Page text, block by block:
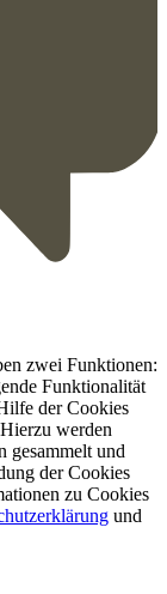
zwei Funktionen:
Funktionalität
der Cookies
werden
gesammelt und
der Cookies
zu Cookies
und